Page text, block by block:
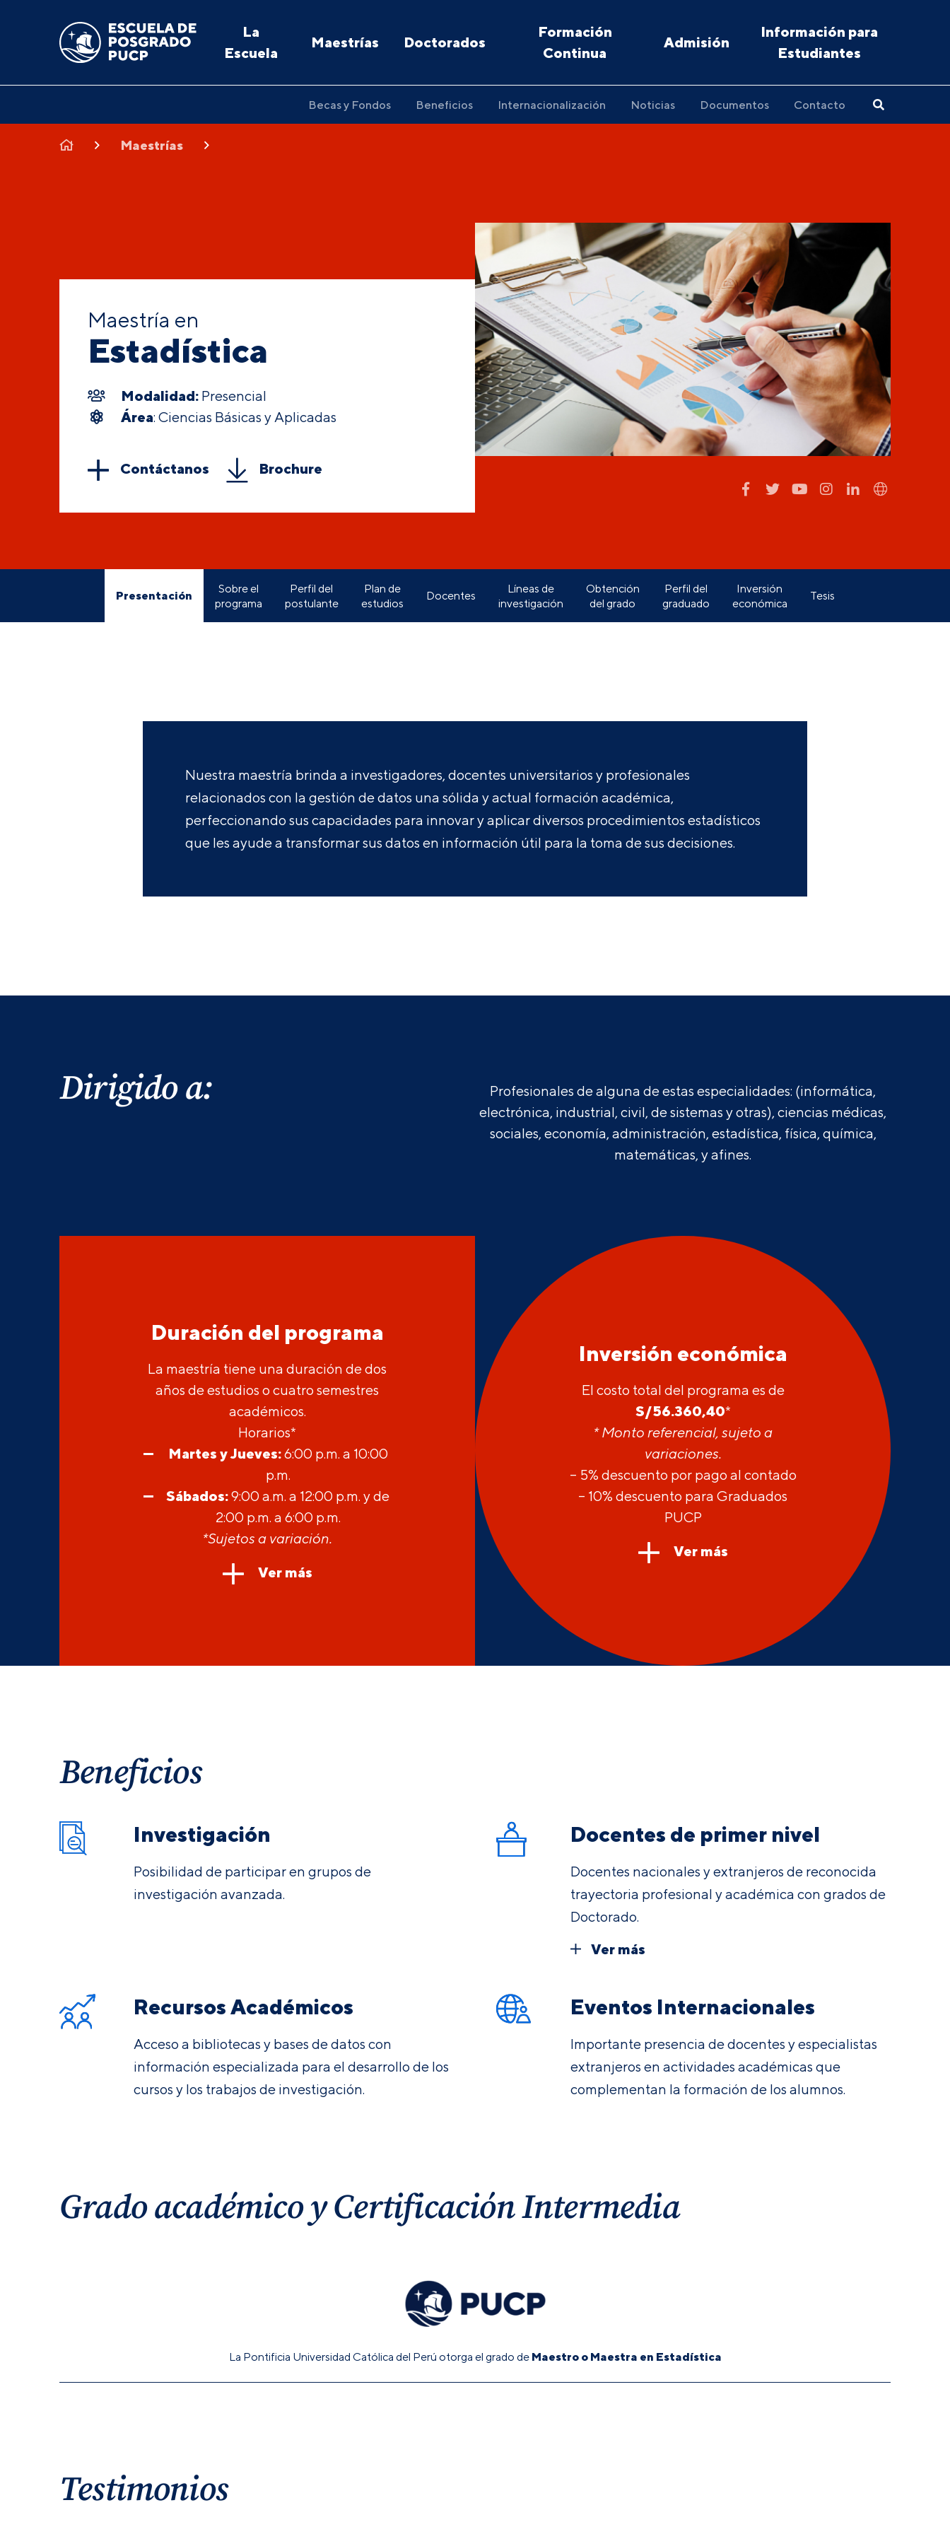
La
Escuela
Maestrías Doctorados
Formación
Continua
Admisión
Información para
Estudiantes
Becas y Fondos Beneficios Internacionalización Noticias Documentos Contacto
Maestrías
Maestría en
Estadística
Modalidad: Presencial
Área: Ciencias Básicas y Aplicadas
Contáctanos Brochure
Presentación
Sobre el
programa
Perfil del
postulante
Plan de
estudios
Docentes
Líneas de
investigación
Obtención
del grado
Perfil del
graduado
Inversión
económica
Tesis
Nuestra maestría brinda a investigadores, docentes universitarios y profesionales
relacionados con la gestión de datos una sólida y actual formación académica,
perfeccionando sus capacidades para innovar y aplicar diversos procedimientos estadísticos
que les ayude a transformar sus datos en información útil para la toma de sus decisiones.
Dirigido a:
Profesionales de alguna de estas especialidades: (informática,
electrónica, industrial, civil, de sistemas y otras), ciencias médicas,
sociales, economía, administración, estadística, física, química,
matemáticas, y afines.
Duración del programa
La maestría tiene una duración de dos
años de estudios o cuatro semestres
académicos.
Horarios*
Martes y Jueves:6:00 p.m. a 10:00
p.m.
Sábados:9:00 a.m. a 12:00 p.m. y de
2:00 p.m. a 6:00 p.m.
*Sujetos a variación.
Ver más
Inversión económica
El costo total del programa es de
S/56.360,40*
* Monto referencial, sujeto a
variaciones.
– 5% descuento por pago al contado
– 10% descuento para Graduados
PUCP
Ver más
Beneficios
Investigación
Posibilidad de participar en grupos de
investigación avanzada.
Docentes de primer nivel
Docentes nacionales y extranjeros de reconocida
trayectoria profesional y académica con grados de
Doctorado.
Ver más
Recursos Académicos
Acceso a bibliotecas y bases de datos con
información especializada para el desarrollo de los
cursos y los trabajos de investigación.
Eventos Internacionales
Importante presencia de docentes y especialistas
extranjeros en actividades académicas que
complementan la formación de los alumnos.
Grado académico y Certificación Intermedia
La Pontificia Universidad Católica del Perú otorga el grado de Maestro o Maestra en Estadística
Testimonios